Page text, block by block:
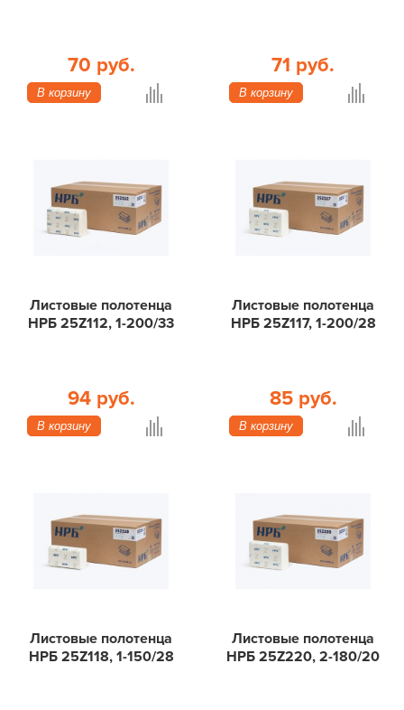
70 руб.
В корзину
71 руб.
В корзину
Листовые полотенца
НРБ 25Z112, 1-200/33
94 руб.
В корзину
Листовые полотенца
НРБ 25Z117, 1-200/28
85 руб.
В корзину
Листовые полотенца
НРБ 25Z118, 1-150/28
Листовые полотенца
НРБ 25Z220, 2-180/20